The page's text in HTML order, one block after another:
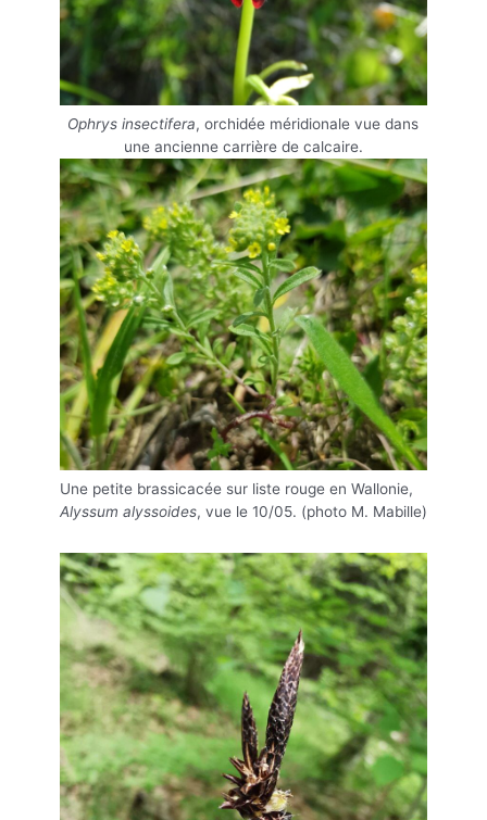
Ophrys insectifera, orchidée méridionale vue dans
une ancienne carrière de calcaire.
Une petite brassicacée sur liste rouge en Wallonie,
Alyssum alyssoides, vue le 10/05. (photo M. Mabille)